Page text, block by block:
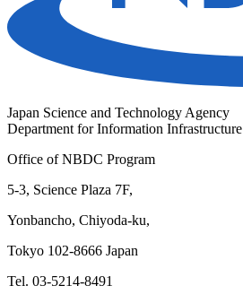
Japan Science and Technology Agency
Department for Information Infrastructure
Office of NBDC Program
5-3, Science Plaza 7F,
Yonbancho, Chiyoda-ku,
Tokyo 102-8666 Japan
Tel. 03-5214-8491